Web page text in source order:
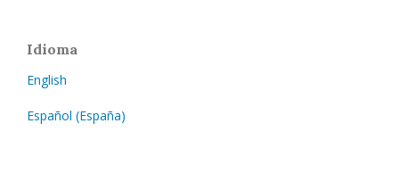
Idioma
English
Español (España)